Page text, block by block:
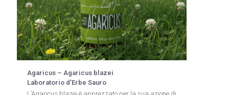
Agaricus – Agaricus blazei
Laboratorio d’Erbe Sauro